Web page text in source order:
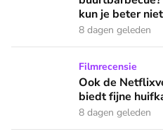
kun je beter
8 dagen geleden
Ook de Netflixversie van
Filmrecensie
Ook de
biedt fijne
8 dagen geleden